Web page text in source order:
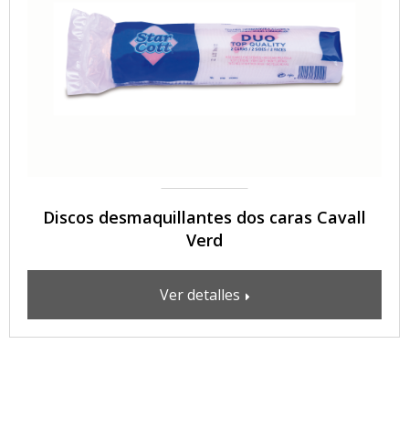
Discos desmaquillantes dos caras Cavall
Verd
Ver detalles